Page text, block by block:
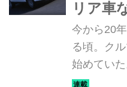
リア車
なMPV
今から20
る頃。ク
始めてい
ーモデル